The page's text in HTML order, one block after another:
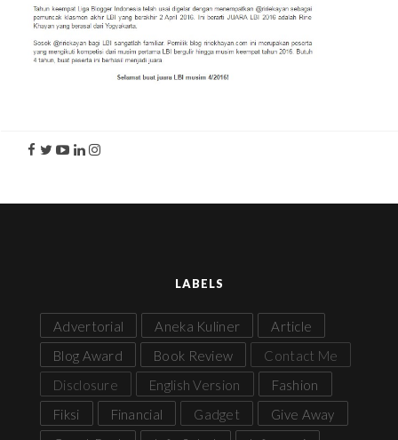
LABELS
Advertorial Aneka Kuliner
Article
Blog Award
Book Review
Contact Me
Disclosure
English Version
Fashion
Fiksi
Financial Gadget
Give Away